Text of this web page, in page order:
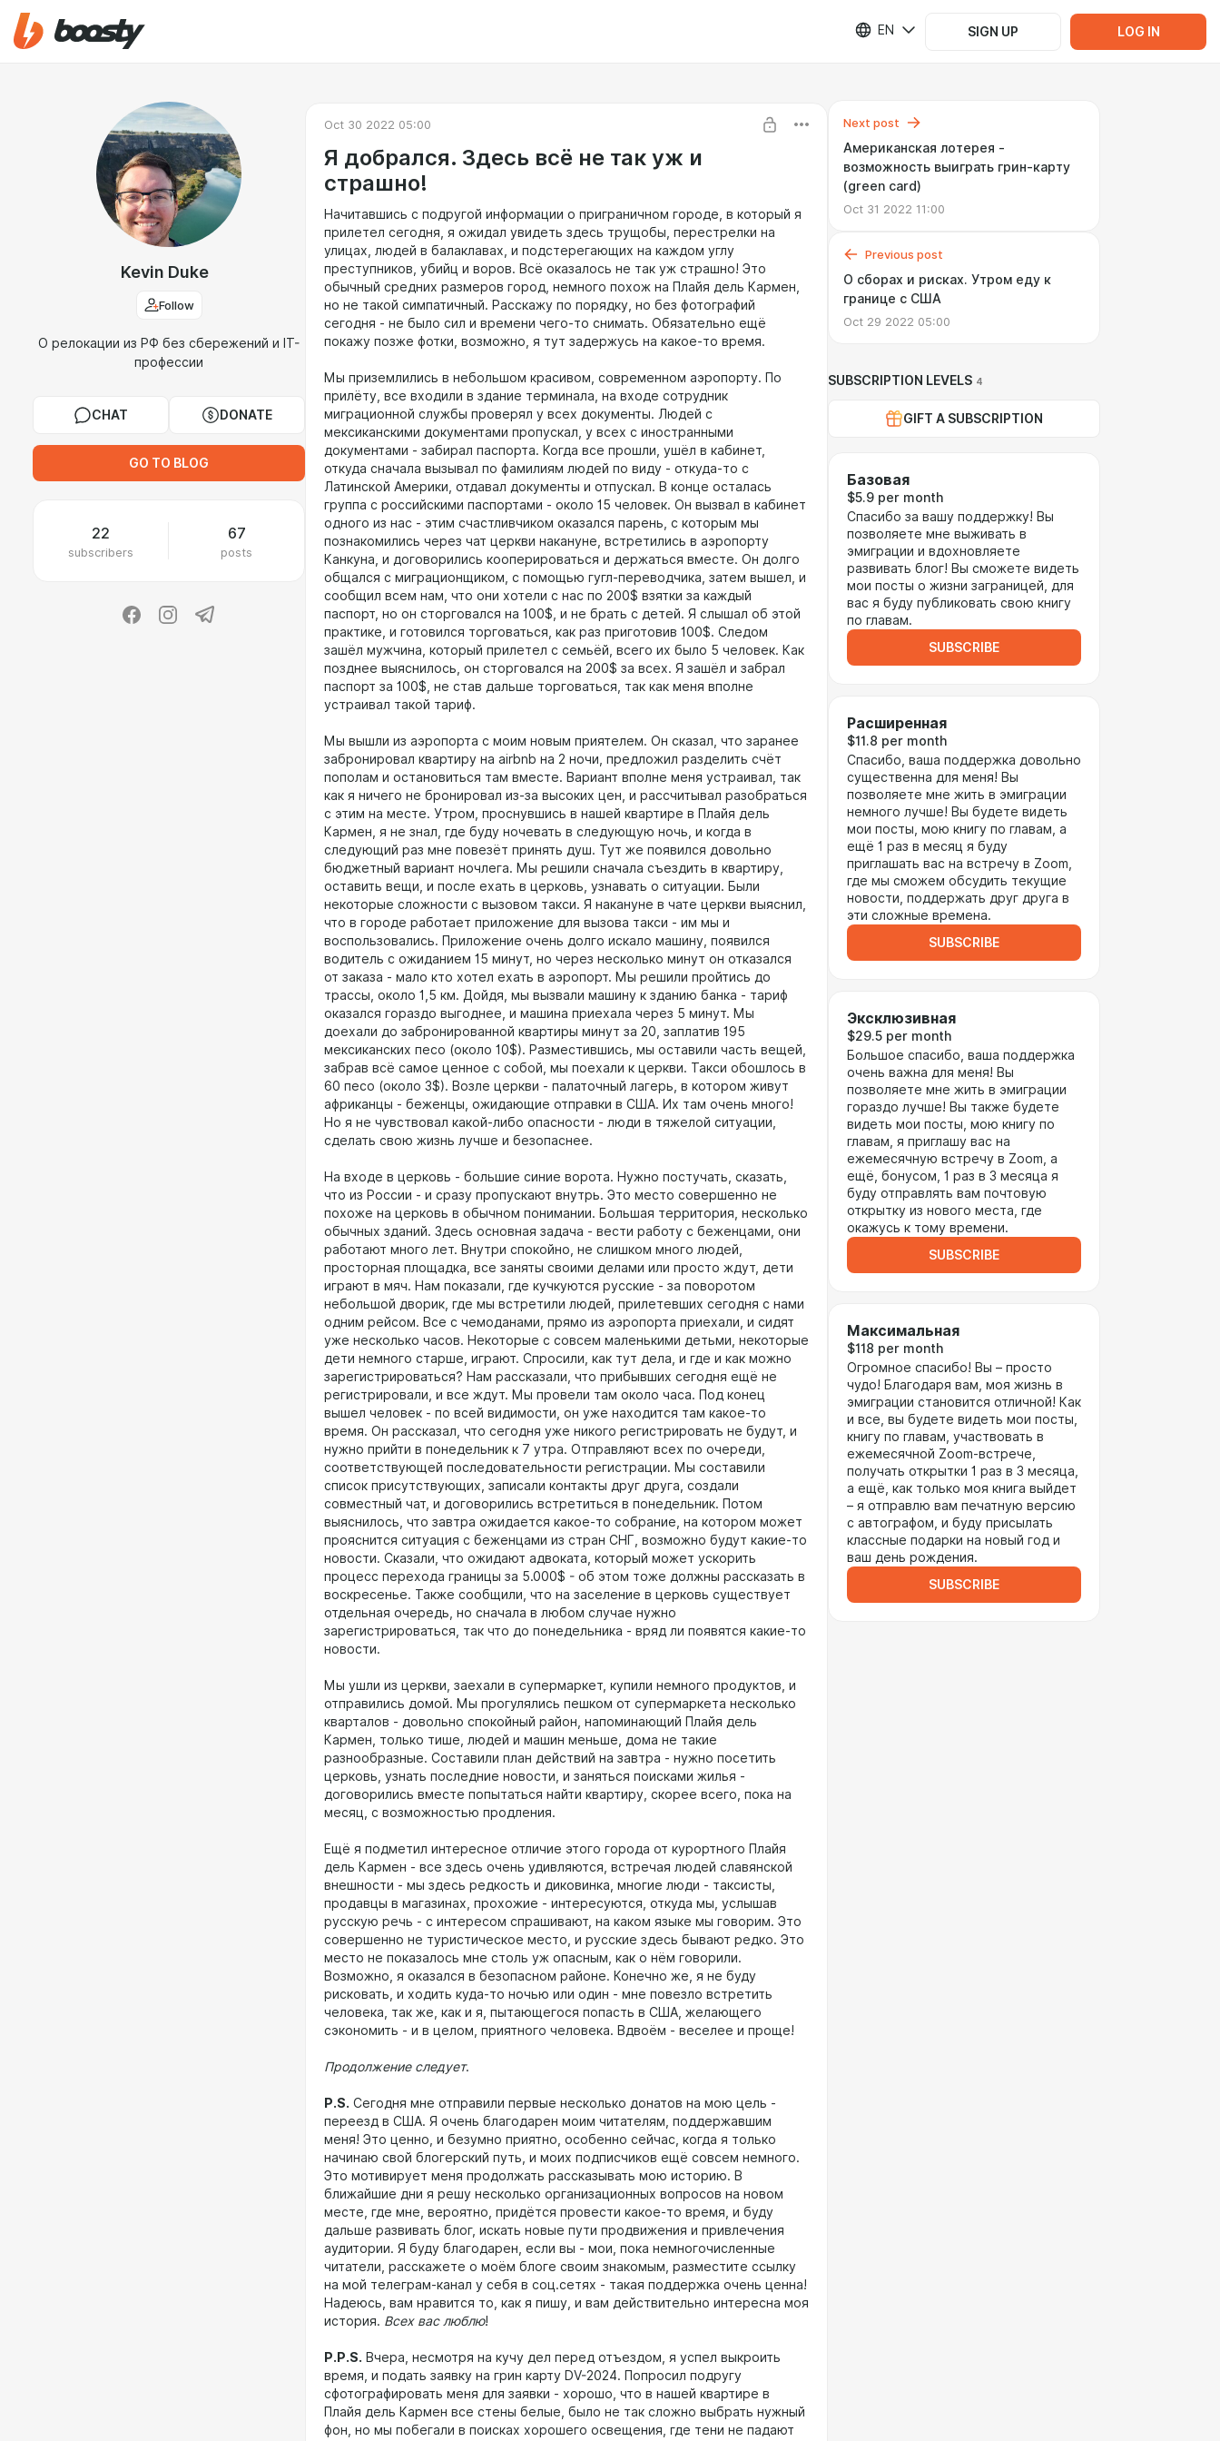
EN SIGN UP LOG IN
Kevin Duke
Follow
О релокации из РФ без сбережений и IT-
профессии
CHAT DONATE
GO TO BLOG
22
subscribers
67
posts
Oct 30 2022 05:00
Я добрался. Здесь всё не так уж и
страшно!
Начитавшись с подругой информации о приграничном городе, в который я
прилетел сегодня, я ожидал увидеть здесь трущобы, перестрелки на
улицах, людей в балаклавах, и подстерегающих на каждом углу
преступников, убийц и воров. Всё оказалось не так уж страшно! Это
обычный средних размеров город, немного похож на Плайя дель Кармен,
но не такой симпатичный. Расскажу по порядку, но без фотографий
сегодня - не было сил и времени чего-то снимать. Обязательно ещё
покажу позже фотки, возможно, я тут задержусь на какое-то время.
Мы приземлились в небольшом красивом, современном аэропорту. По
прилёту, все входили в здание терминала, на входе сотрудник
миграционной службы проверял у всех документы. Людей с
мексиканскими документами пропускал, у всех с иностранными
документами - забирал паспорта. Когда все прошли, ушёл в кабинет,
откуда сначала вызывал по фамилиям людей по виду - откуда-то с
Латинской Америки, отдавал документы и отпускал. В конце осталась
группа с российскими паспортами - около 15 человек. Он вызвал в кабинет
одного из нас - этим счастливчиком оказался парень, с которым мы
познакомились через чат церкви накануне, встретились в аэропорту
Канкуна, и договорились кооперироваться и держаться вместе. Он долго
общался с миграционщиком, с помощью гугл-переводчика, затем вышел, и
сообщил всем нам, что они хотели с нас по 200$ взятки за каждый
паспорт, но он сторговался на 100$, и не брать с детей. Я слышал об этой
практике, и готовился торговаться, как раз приготовив 100$. Следом
зашёл мужчина, который прилетел с семьёй, всего их было 5 человек. Как
позднее выяснилось, он сторговался на 200$ за всех. Я зашёл и забрал
паспорт за 100$, не став дальше торговаться, так как меня вполне
устраивал такой тариф.
Мы вышли из аэропорта с моим новым приятелем. Он сказал, что заранее
забронировал квартиру на airbnb на 2 ночи, предложил разделить счёт
пополам и остановиться там вместе. Вариант вполне меня устраивал, так
как я ничего не бронировал из-за высоких цен, и рассчитывал разобраться
с этим на месте. Утром, проснувшись в нашей квартире в Плайя дель
Кармен, я не знал, где буду ночевать в следующую ночь, и когда в
следующий раз мне повезёт принять душ. Тут же появился довольно
бюджетный вариант ночлега. Мы решили сначала съездить в квартиру,
оставить вещи, и после ехать в церковь, узнавать о ситуации. Были
некоторые сложности с вызовом такси. Я накануне в чате церкви выяснил,
что в городе работает приложение для вызова такси - им мы и
воспользовались. Приложение очень долго искало машину, появился
водитель с ожиданием 15 минут, но через несколько минут он отказался
от заказа - мало кто хотел ехать в аэропорт. Мы решили пройтись до
трассы, около 1,5 км. Дойдя, мы вызвали машину к зданию банка - тариф
оказался гораздо выгоднее, и машина приехала через 5 минут. Мы
доехали до забронированной квартиры минут за 20, заплатив 195
мексиканских песо (около 10$). Разместившись, мы оставили часть вещей,
забрав всё самое ценное с собой, мы поехали к церкви. Такси обошлось в
60 песо (около 3$). Возле церкви - палаточный лагерь, в котором живут
африканцы - беженцы, ожидающие отправки в США. Их там очень много!
Но я не чувствовал какой-либо опасности - люди в тяжелой ситуации,
сделать свою жизнь лучше и безопаснее.
На входе в церковь - большие синие ворота. Нужно постучать, сказать,
что из России - и сразу пропускают внутрь. Это место совершенно не
похоже на церковь в обычном понимании. Большая территория, несколько
обычных зданий. Здесь основная задача - вести работу с беженцами, они
работают много лет. Внутри спокойно, не слишком много людей,
просторная площадка, все заняты своими делами или просто ждут, дети
играют в мяч. Нам показали, где кучкуются русские - за поворотом
небольшой дворик, где мы встретили людей, прилетевших сегодня с нами
одним рейсом. Все с чемоданами, прямо из аэропорта приехали, и сидят
уже несколько часов. Некоторые с совсем маленькими детьми, некоторые
дети немного старше, играют. Спросили, как тут дела, и где и как можно
зарегистрироваться? Нам рассказали, что прибывших сегодня ещё не
регистрировали, и все ждут. Мы провели там около часа. Под конец
вышел человек - по всей видимости, он уже находится там какое-то
время. Он рассказал, что сегодня уже никого регистрировать не будут, и
нужно прийти в понедельник к 7 утра. Отправляют всех по очереди,
соответствующей последовательности регистрации. Мы составили
список присутствующих, записали контакты друг друга, создали
совместный чат, и договорились встретиться в понедельник. Потом
выяснилось, что завтра ожидается какое-то собрание, на котором может
прояснится ситуация с беженцами из стран СНГ, возможно будут какие-то
новости. Сказали, что ожидают адвоката, который может ускорить
процесс перехода границы за 5.000$ - об этом тоже должны рассказать в
воскресенье. Также сообщили, что на заселение в церковь существует
отдельная очередь, но сначала в любом случае нужно
зарегистрироваться, так что до понедельника - вряд ли появятся какие-то
новости.
Мы ушли из церкви, заехали в супермаркет, купили немного продуктов, и
отправились домой. Мы прогулялись пешком от супермаркета несколько
кварталов - довольно спокойный район, напоминающий Плайя дель
Кармен, только тише, людей и машин меньше, дома не такие
разнообразные. Составили план действий на завтра - нужно посетить
церковь, узнать последние новости, и заняться поисками жилья -
договорились вместе попытаться найти квартиру, скорее всего, пока на
месяц, с возможностью продления.
Ещё я подметил интересное отличие этого города от курортного Плайя
дель Кармен - все здесь очень удивляются, встречая людей славянской
внешности - мы здесь редкость и диковинка, многие люди - таксисты,
продавцы в магазинах, прохожие - интересуются, откуда мы, услышав
русскую речь - с интересом спрашивают, на каком языке мы говорим. Это
совершенно не туристическое место, и русские здесь бывают редко. Это
место не показалось мне столь уж опасным, как о нём говорили.
Возможно, я оказался в безопасном районе. Конечно же, я не буду
рисковать, и ходить куда-то ночью или один - мне повезло встретить
человека, так же, как и я, пытающегося попасть в США, желающего
сэкономить - и в целом, приятного человека. Вдвоём - веселее и проще!
Продолжение следует.
P.S. Сегодня мне отправили первые несколько донатов на мою цель -
переезд в США. Я очень благодарен моим читателям, поддержавшим
меня! Это ценно, и безумно приятно, особенно сейчас, когда я только
начинаю свой блогерский путь, и моих подписчиков ещё совсем немного.
Это мотивирует меня продолжать рассказывать мою историю. В
ближайшие дни я решу несколько организационных вопросов на новом
месте, где мне, вероятно, придётся провести какое-то время, и буду
дальше развивать блог, искать новые пути продвижения и привлечения
аудитории. Я буду благодарен, если вы - мои, пока немногочисленные
читатели, расскажете о моём блоге своим знакомым, разместите ссылку
на мой телеграм-канал у себя в соц.сетях - такая поддержка очень ценна!
Надеюсь, вам нравится то, как я пишу, и вам действительно интересна моя
история. Всех вас люблю!
P.P.S. Вчера, несмотря на кучу дел перед отъездом, я успел выкроить
время, и подать заявку на грин карту DV-2024. Попросил подругу
сфотографировать меня для заявки - хорошо, что в нашей квартире в
Плайя дель Кармен все стены белые, было не так сложно выбрать нужный
фон, но мы побегали в поисках хорошего освещения, где тени не падают
Next post
Американская лотерея -
возможность выиграть грин-карту
(green card)
Oct 31 2022 11:00
Previous post
О сборах и рисках. Утром еду к
границе с США
Oct 29 2022 05:00
SUBSCRIPTION LEVELS 4
GIFT A SUBSCRIPTION
Базовая
$5.9 per month
Спасибо за вашу поддержку! Вы
позволяете мне выживать в
эмиграции и вдохновляете
развивать блог! Вы сможете видеть
мои посты о жизни заграницей, для
вас я буду публиковать свою книгу
по главам.
SUBSCRIBE
Расширенная
$11.8 per month
Спасибо, ваша поддержка довольно
существенна для меня! Вы
позволяете мне жить в эмиграции
немного лучше! Вы будете видеть
мои посты, мою книгу по главам, а
ещё 1 раз в месяц я буду
приглашать вас на встречу в Zoom,
где мы сможем обсудить текущие
новости, поддержать друг друга в
эти сложные времена.
SUBSCRIBE
Эксклюзивная
$29.5 per month
Большое спасибо, ваша поддержка
очень важна для меня! Вы
позволяете мне жить в эмиграции
гораздо лучше! Вы также будете
видеть мои посты, мою книгу по
главам, я приглашу вас на
ежемесячную встречу в Zoom, а
ещё, бонусом, 1 раз в 3 месяца я
буду отправлять вам почтовую
открытку из нового места, где
окажусь к тому времени.
SUBSCRIBE
Максимальная
$118 per month
Огромное спасибо! Вы – просто
чудо! Благодаря вам, моя жизнь в
эмиграции становится отличной! Как
и все, вы будете видеть мои посты,
книгу по главам, участвовать в
ежемесячной Zoom-встрече,
получать открытки 1 раз в 3 месяца,
а ещё, как только моя книга выйдет
– я отправлю вам печатную версию
с автографом, и буду присылать
классные подарки на новый год и
ваш день рождения.
SUBSCRIBE